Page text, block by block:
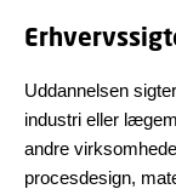
Uddannelsen
industri eller
andre
procesdesign,